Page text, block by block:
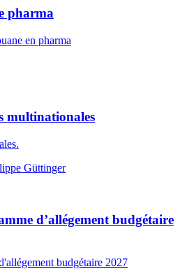
pharma
en pharma
multinationales
Güttinger
d’allégement budgétaire
budgétaire 2027